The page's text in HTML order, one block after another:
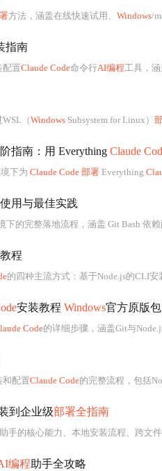
方法，涵盖在线快速试用、 Windows/
指南
配置Claude Code命令行AI编程工具，涵盖
（Windows Subsystem for Linux）
指南：用 Everything Claude
下为 Claude Code 部署 Everything
用与最佳实践
的完整落地流程，涵盖 Git Bash 依赖配置、PowerShell/WinGet
程
的四种主流方式：基于Node.js的CLI
安装教程 Windows官方原版
Code的详细步骤，涵盖Git与Node.js前置环境配置、一键及手动设置API
和配置Claude Code的完整流程，包括
到企业级部署全指南
助手的核心能力、本地安装流程、跨文件代码重构操作、
编程助手全攻略